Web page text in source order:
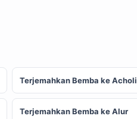
Terjemahkan Bemba ke Acholi
Terjemahkan Bemba ke Alur